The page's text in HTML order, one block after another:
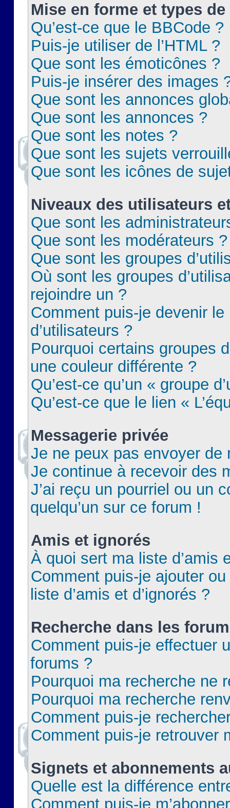
Mise en forme et types
Qu’est-ce que le BBCode ?
Puis-je utiliser de l’HTML ?
Que sont les émoticônes ?
Puis-je insérer des images
Que sont les annonces
Que sont les annonces ?
Que sont les notes ?
Que sont les sujets
Que sont les icônes de
Niveaux des utilisateurs
Que sont les
Que sont les modérateurs ?
Que sont les groupes
Où sont les groupes
rejoindre un ?
Comment puis-je devenir le
d’utilisateurs ?
Pourquoi certains groupes
une couleur différente ?
Qu’est-ce qu’un « groupe
Qu’est-ce que le lien «
Messagerie privée
Je ne peux pas envoyer de
Je continue à recevoir des
J’ai reçu un pourriel ou un
quelqu’un sur ce forum !
Amis et ignorés
À quoi sert ma liste d’amis
Comment puis-je ajouter
liste d’amis et d’ignorés ?
Recherche dans les
Comment puis-je effectuer
forums ?
Pourquoi ma recherche ne
Pourquoi ma recherche
Comment puis-je
Comment puis-je retrouver
Signets et abonnements
Quelle est la différence
Comment puis-je